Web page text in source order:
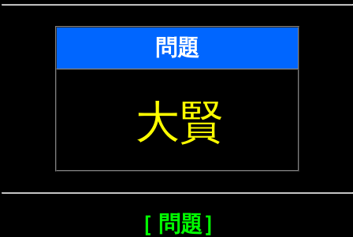
問題
大賢
［ 問題］